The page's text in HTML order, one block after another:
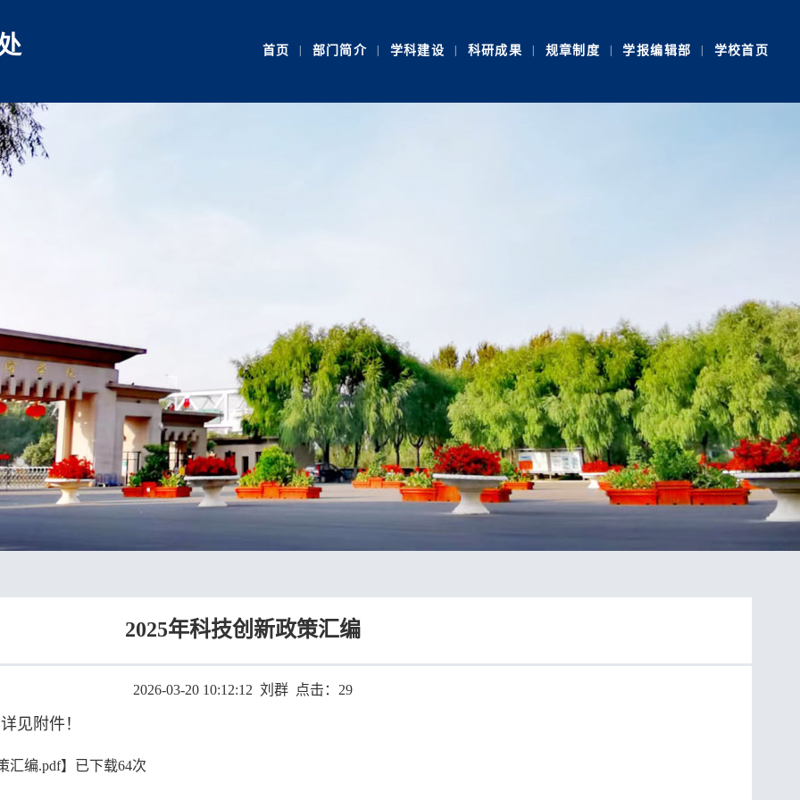
首页 部门简介 学科建设 科研成果 规章制度 学报编辑部 学校首页
2025年科技创新政策汇编
2026-03-20 10:12:12 刘群 点击： 29
见附件！
汇编.pdf】已下载64次